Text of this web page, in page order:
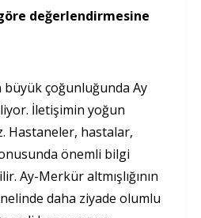
değerlendirmesine
çoğunluğunda Ay
İletişimin yoğun
Hastaneler, hastalar,
önemli bilgi
Ay-Merkür altmışlığının
daha ziyade olumlu